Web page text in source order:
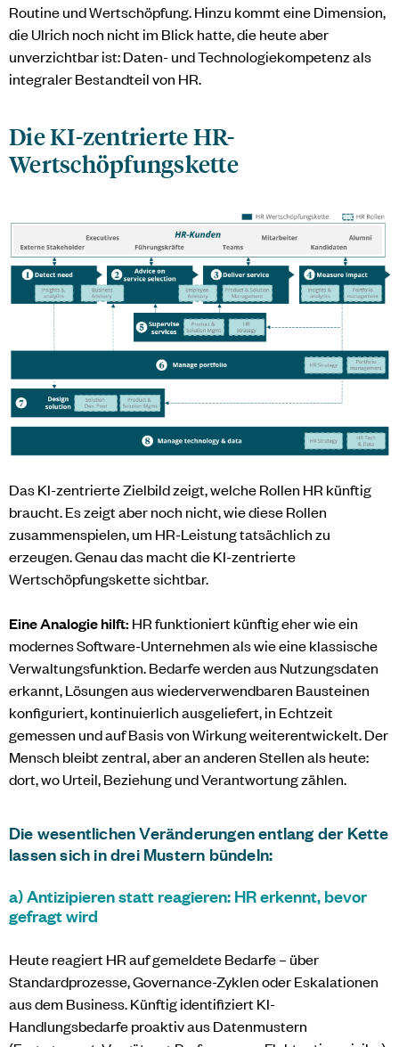
Routine und Wertschöpfung. Hinzu kommt eine Dimension,
die Ulrich noch nicht im Blick hatte, die heute aber
unverzichtbar ist: Daten- und Technologiekompetenz als
integraler Bestandteil von HR.
Die KI-zentrierte HR-
Wertschöpfungskette
Das KI-zentrierte Zielbild zeigt, welche Rollen HR künftig
braucht. Es zeigt aber noch nicht, wie diese Rollen
zusammenspielen, um HR-Leistung tatsächlich zu
erzeugen. Genau das macht die KI-zentrierte
Wertschöpfungskette sichtbar.
Eine Analogie hilft: HR funktioniert künftig eher wie ein
modernes Software-Unternehmen als wie eine klassische
Verwaltungsfunktion. Bedarfe werden aus Nutzungsdaten
erkannt, Lösungen aus wiederverwendbaren Bausteinen
konfiguriert, kontinuierlich ausgeliefert, in Echtzeit
gemessen und auf Basis von Wirkung weiterentwickelt. Der
Mensch bleibt zentral, aber an anderen Stellen als heute:
dort, wo Urteil, Beziehung und Verantwortung zählen.
Die wesentlichen Veränderungen entlang der Kette
lassen sich indrei Mustern bündeln:
a) Antizipieren statt reagieren: HR erkennt, bevor
gefragt wird
Heute reagiert HR auf gemeldete Bedarfe – über
Standardprozesse, Governance-Zyklen oder Eskalationen
aus dem Business. Künftig identifiziert KI-
Handlungsbedarfe proaktiv aus Datenmustern